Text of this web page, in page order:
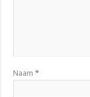
Naam*